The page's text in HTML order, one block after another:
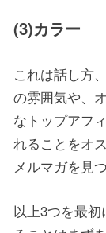
(3)カラー
これは話し方
の雰囲気や、
なトップアフ
れることをオ
メルマガを見
以上3つを最